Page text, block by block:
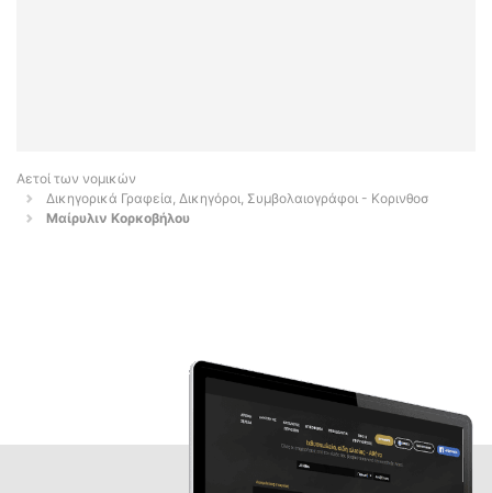
Αετοί των νομικών
Δικηγορικά Γραφεία, Δικηγόροι, Συμβολαιογράφοι - Κορινθοσ
Μαίρυλιν Κορκοβήλου